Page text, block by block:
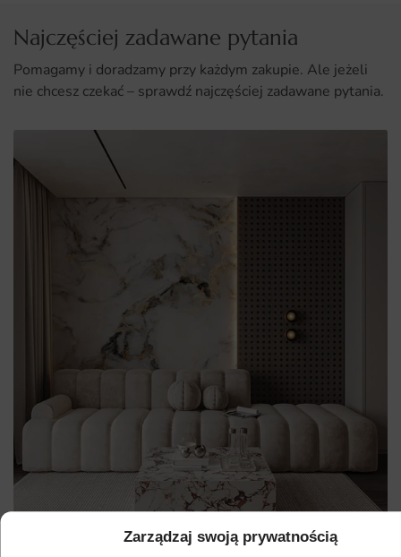
Zarządzaj swoją prywatnością
Najczęściej zadawane pytania
Pomagamy i doradzamy przy każdym zakupie. Ale jeżeli
nie chcesz czekać – sprawdź najczęściej zadawane pytania.